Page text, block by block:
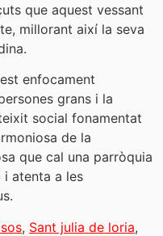
que aquest vessant
millorant així la seva
enfocament
grans i la
social fonamentat
de la
que cal una parròquia
i atenta a les
, Sant julia de loria,